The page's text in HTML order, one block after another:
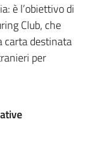
è l’obiettivo di
Club, che
carta destinata
per